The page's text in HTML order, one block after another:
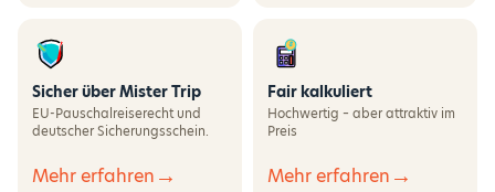
Sicher über Mister Trip
EU-Pauschalreiserecht und
deutscher Sicherungsschein.
Mehr erfahren →
Fair kalkuliert
Hochwertig – aber attraktiv im
Preis
Mehr erfahren →